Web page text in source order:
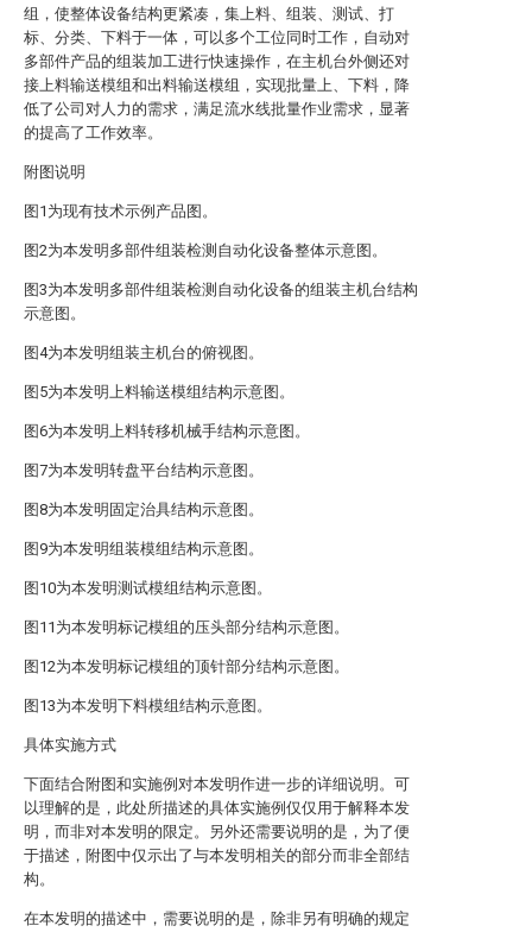
组，使整体设备结构更紧凑，集上料、组装、测试、打
标、分类、下料于一体，可以多个工位同时工作，自动对
多部件产品的组装加工进行快速操作，在主机台外侧还对
接上料输送模组和出料输送模组，实现批量上、下料，降
低了公司对人力的需求，满足流水线批量作业需求，显著
的提高了工作效率。
附图说明
图1为现有技术示例产品图。
图2为本发明多部件组装检测自动化设备整体示意图。
图3为本发明多部件组装检测自动化设备的组装主机台结构
示意图。
图4为本发明组装主机台的俯视图。
图5为本发明上料输送模组结构示意图。
图6为本发明上料转移机械手结构示意图。
图7为本发明转盘平台结构示意图。
图8为本发明固定治具结构示意图。
图9为本发明组装模组结构示意图。
图10为本发明测试模组结构示意图。
图11为本发明标记模组的压头部分结构示意图。
图12为本发明标记模组的顶针部分结构示意图。
图13为本发明下料模组结构示意图。
具体实施方式
下面结合附图和实施例对本发明作进一步的详细说明。可
以理解的是，此处所描述的具体实施例仅仅用于解释本发
明，而非对本发明的限定。另外还需要说明的是，为了便
于描述，附图中仅示出了与本发明相关的部分而非全部结
构。
在本发明的描述中，需要说明的是，除非另有明确的规定